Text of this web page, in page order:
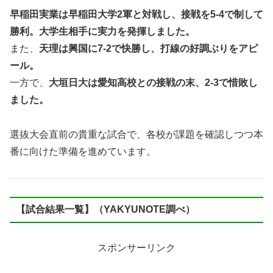
早稲田実業は早稲田大学2軍と対戦し、接戦を5-4で制して
勝利。大学生相手に実力を発揮しました。
また、 天理は興国に7-2で快勝し、打線の好調ぶりをアピ
ール。
一方で、 大垣日大は愛知高校との接戦の末、2-3で惜敗し
ました。
選抜大会直前の貴重な試合で、各校が課題を確認しつつ本
番に向けた準備を進めています。
【試合結果一覧】（YAKYUNOTE調べ）
スポンサーリンク